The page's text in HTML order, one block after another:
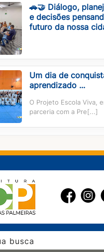
🚗🤝 Diálogo,
e decisões
futuro da nossa
Um dia de
aprendizado ...
O Projeto Escola Viva,
parceria com a Pre[...]